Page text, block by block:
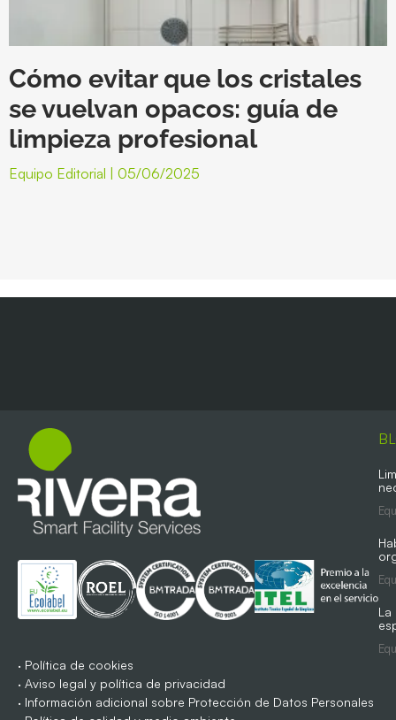
Cómo evitar que los cristales
se vuelvan opacos: guía de
limpieza profesional
Equipo Editorial 05/06/2025
· Política de cookies
· Aviso legal y política de privacidad
· Información adicional sobre Protección de Datos Personales